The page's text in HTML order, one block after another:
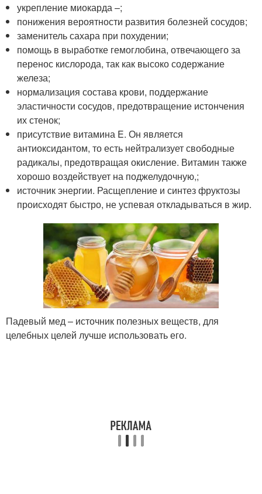
укрепление миокарда –;
понижения вероятности развития болезней сосудов;
заменитель сахара при похудении;
помощь в выработке гемоглобина, отвечающего за
перенос кислорода, так как высоко содержание
железа;
нормализация состава крови, поддержание
эластичности сосудов, предотвращение истончения
их стенок;
присутствие витамина E. Он является
антиоксидантом, то есть нейтрализует свободные
радикалы, предотвращая окисление. Витамин также
хорошо воздействует на поджелудочную,;
источник энергии. Расщепление и синтез фруктозы
происходят быстро, не успевая откладываться в жир.
Падевый мед – источник полезных веществ, для
целебных целей лучше использовать его.